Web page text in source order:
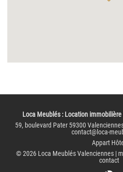
Loca Meublés: Location immobilière
59, boulevard Pater 59300
contact@loca-
Appart
© 2026 Loca Meublés Valenciennes|
contact